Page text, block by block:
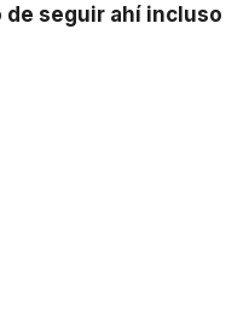
seguir ahí incluso